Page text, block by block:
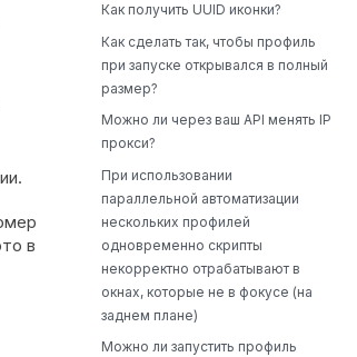
в
Как получить UUID иконки?
Как сделать так, чтобы профиль
при запуске открывался в полный
размер?
Можно ли через ваш API менять IP
прокси?
При использовании
параллельной автоматизации
нескольких профилей
одновременно скрипты
некорректно отрабатывают в
окнах, которые не в фокусе (на
заднем плане)
Можно ли запустить профиль